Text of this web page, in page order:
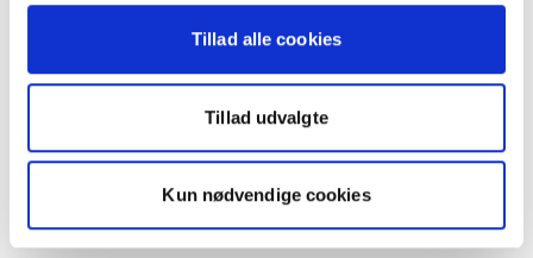
Tillad alle cookies
Tillad udvalgte
Kun nødvendige cookies